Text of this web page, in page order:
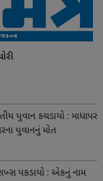
યુવાન કચડાયો : માધાપર
યુવાનનું મોત
પકડાયો : એકનું નામ